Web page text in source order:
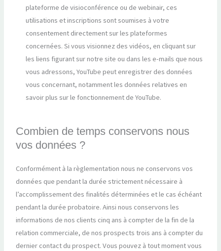
plateforme de visioconférence ou de webinair, ces
utilisations et inscriptions sont soumises à votre
consentement directement sur les plateformes
concernées. Si vous visionnez des vidéos, en cliquant sur
les liens figurant sur notre site ou dans les e-mails que nous
vous adressons, YouTube peut enregistrer des données
vous concernant, notamment les données relatives en
savoir plus sur le fonctionnement de YouTube.
Combien de temps conservons nous
vos données ?
Conformément à la règlementation nous ne conservons vos
données que pendant la durée strictement nécessaire à
l’accomplissement des finalités déterminées et le cas échéant
pendant la durée probatoire. Ainsi nous conservons les
informations de nos clients cinq ans à compter de la fin de la
relation commerciale, de nos prospects trois ans à compter du
dernier contact du prospect. Vous pouvez à tout moment vous